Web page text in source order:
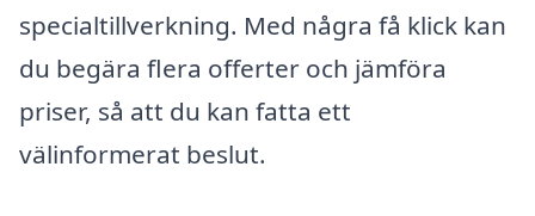
specialtillverkning. Med några få klick kan
du begära flera offerter och jämföra
priser, så att du kan fatta ett
välinformerat beslut.